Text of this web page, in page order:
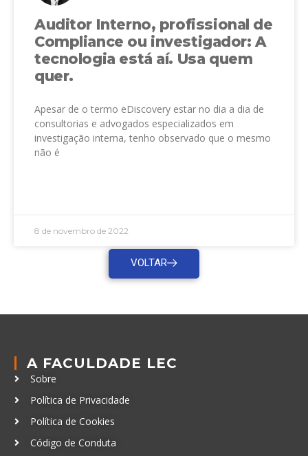
Auditor Interno, profissional de
Compliance ou investigador: A
tecnologia está aí. Usa quem
quer.
Apesar de o termo eDiscovery estar no dia a dia de
consultorias e advogados especializados em
investigação interna, tenho observado que o mesmo
não é
8 de novembro de 2022
VOLTAR
A FACULDADE LEC
Sobre
Política de Privacidade
Política de Cookies
Código de Conduta